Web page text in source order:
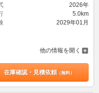
2026年
5.0km
2029年01月
他の情報を開く
在庫確認・見積依頼（無料）